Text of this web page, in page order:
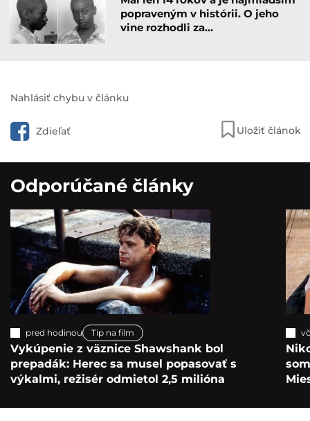
popraveným v histórii. O jeho
vine rozhodli za…
Nahlásiť chybu v článku
Zdieľať Uložiť článok
Odporúčané články
pred hodinou Tip na film
Vykúpenie z väznice Shawshank bol
prepadák: Herec sa musel popasovať s
výkalmi, režisér odmietol 2,5 milióna